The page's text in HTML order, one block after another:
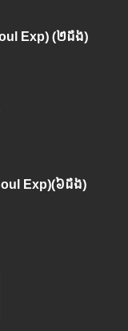
Exp) (២ដង)
Exp)(៦ដង)